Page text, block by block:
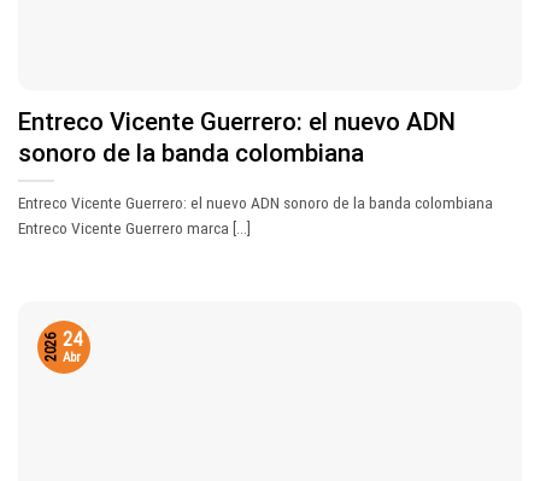
Entreco Vicente Guerrero: el nuevo ADN
sonoro de la banda colombiana
Entreco Vicente Guerrero: el nuevo ADN sonoro de la banda colombiana
Entreco Vicente Guerrero marca [...]
24
Abr
2026